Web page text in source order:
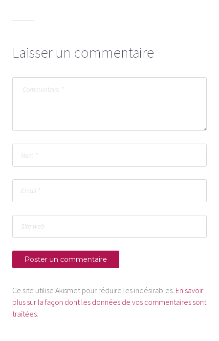
Laisser un commentaire
Ce site utilise Akismet pour réduire les indésirables. En savoir
plus sur la façon dont les données de vos commentaires sont
traitées.